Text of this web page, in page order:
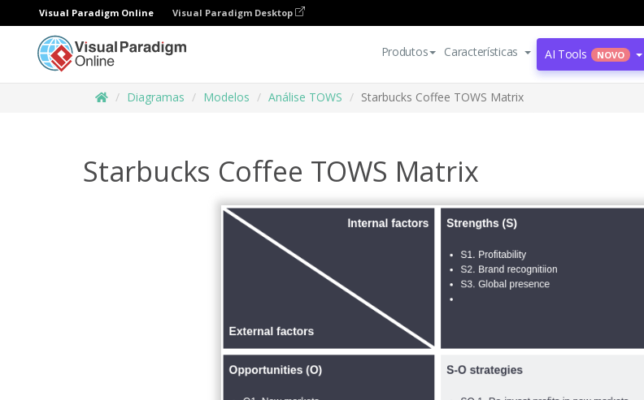
Visual Paradigm Online Visual Paradigm Desktop
Produtos Características AI Tools NOVO
Diagramas Modelos Análise TOWS Starbucks Coffee TOWS Matrix
Starbucks Coffee TOWS Matrix